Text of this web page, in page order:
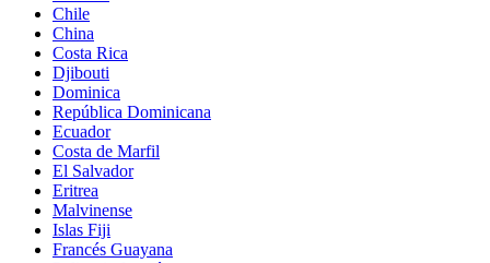
Chile
China
Costa Rica
Djibouti
Dominica
República Dominicana
Ecuador
Costa de Marfil
El Salvador
Eritrea
Malvinense
Islas Fiji
Francés Guayana